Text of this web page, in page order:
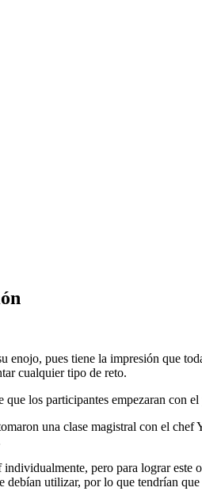
pues tiene la impresión que
cualquier tipo de reto.
los participantes empezaran con
una clase magistral con el chef
pero para lograr
utilizar, por lo que tendrían